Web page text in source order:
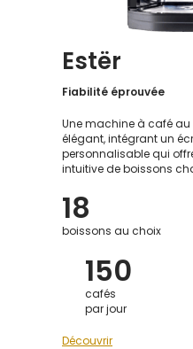
Estër
Fiabilité éprouvée
Une machine à café
élégant, intégrant un
personnalisable qui
intuitive de boissons
18
boissons au choix
150
cafés
par jour
Découvrir